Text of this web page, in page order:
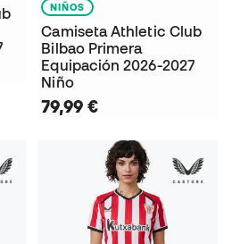
NIÑOS
Camiseta Athletic Club
Bilbao Primera
Equipación 2026-2027
Niño
79,99 €